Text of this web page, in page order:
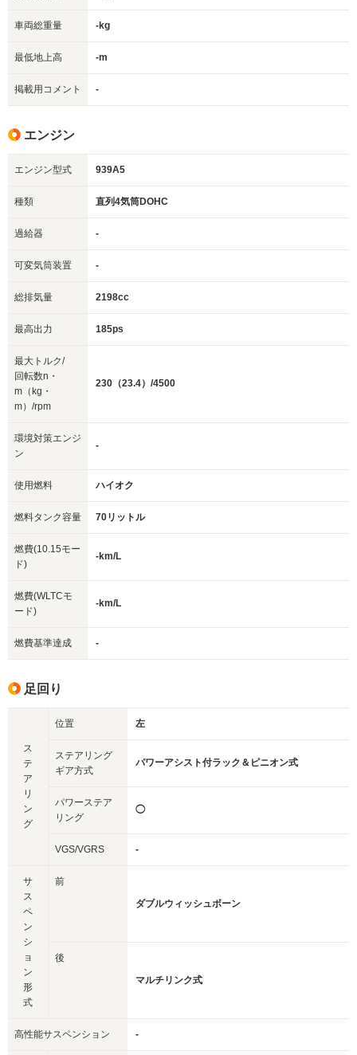
車両総重量 -kg
最低地上高 -m
掲載用コメント -
エンジン
エンジン型式 939A5
種類 直列4気筒DOHC
過給器 -
可変気筒装置 -
総排気量 2198cc
最高出力 185ps
最大トルク/
回転数n・
m（kg・
m）/rpm
230（23.4）/4500
環境対策エンジ
ン
-
使用燃料 ハイオク
燃料タンク容量 70リットル
燃費(10.15モー
ド)
-km/L
燃費(WLTCモ
ード)
-km/L
燃費基準達成 -
足回り
ス
テ
ア
リ
ン
グ
位置 左
ステアリング
ギア方式
パワーアシスト付ラック＆ピニオン式
パワーステア
リング
◯
VGS/VGRS -
サ
ス
ペ
ン
シ
ョ
ン
形
式
前
ダブルウィッシュボーン
後
マルチリンク式
高性能サスペンション -